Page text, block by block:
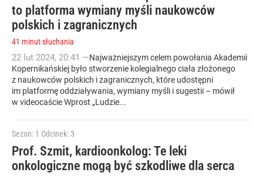
to platforma wymiany myśli naukowców
polskich i zagranicznych
41 minut słuchania
22 lut 2024, 20:41 —Najważniejszym celem powołania Akademii
Kopernikańskiej było stworzenie kolegialnego ciała złożonego
z naukowców polskich i zagranicznych, które udostępni
im platformę oddziaływania, wymiany myśli i sugestii – mówił
w videocaście Wprost „Ludzie...
Sezon: 1 Odcinek: 3
Prof. Szmit, kardioonkolog: Te leki
onkologiczne mogą być szkodliwe dla serca